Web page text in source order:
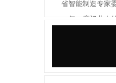
省智能制造专家
一年一度门业人